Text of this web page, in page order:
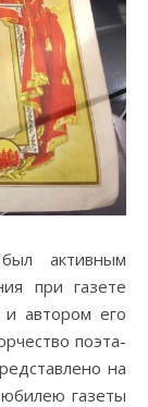
активным
при газете
и автором его
поэта-
на
газеты